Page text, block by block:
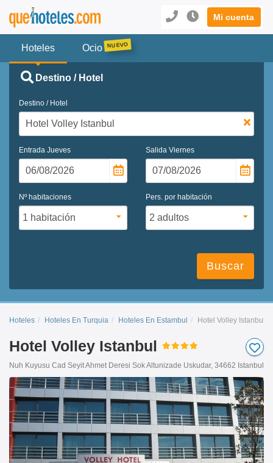
Mi cuenta
Hoteles Ocio
Destino / Hotel
Destino / Hotel
Entrada Jueves Salida Viernes
Nº habitaciones Pers. por habitación
Buscar
Hoteles Hoteles En Turquia Hoteles En Estambul Hotel Volley Istanbul
Hotel Volley Istanbul
Nuh Kuyusu Cad Seyit Ahmet Deresi Sok Altunizade Uskudar, 34662 Istanbul